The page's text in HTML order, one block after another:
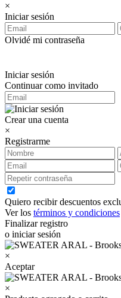
×
Iniciar sesión
Olvidé mi contraseña
Iniciar sesión
Continuar como invitado
Crear una cuenta
×
Registrarme
Quiero recibir descuentos
Ver los términos y condiciones
Finalizar registro
o iniciar sesión
×
Aceptar
×